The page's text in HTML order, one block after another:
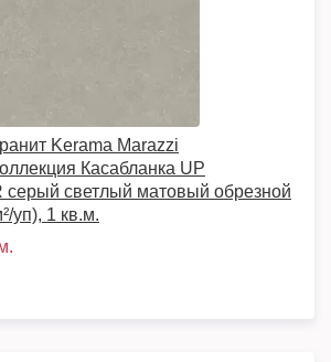
Kerama Marazzi
Касабланка UP
серый светлый матовый обрезной
уп), 1 кв.м.